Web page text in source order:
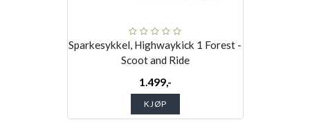
Sparkesykkel, Highwaykick 1 Forest -
Scoot and Ride
1.499,-
KJØP